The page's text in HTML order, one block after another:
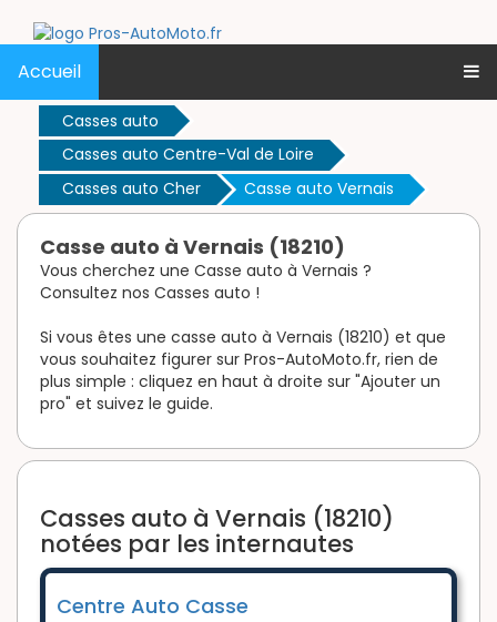
Accueil
Casses auto
Casses auto Centre-Val de Loire
Casses auto Cher
Casse auto Vernais
Casse auto à Vernais (18210)
Vous cherchez une Casse auto à Vernais ?
Consultez nos Casses auto !
Si vous êtes une casse auto à Vernais (18210) et que
vous souhaitez figurer sur Pros-AutoMoto.fr, rien de
plus simple : cliquez en haut à droite sur "Ajouter un
pro" et suivez le guide.
Casses auto à Vernais (18210)
notées par les internautes
Centre Auto Casse